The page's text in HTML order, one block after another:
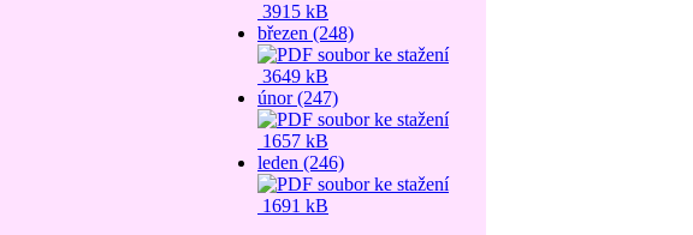
3915 kB
březen (248)
3649 kB
únor (247)
1657 kB
leden (246)
1691 kB